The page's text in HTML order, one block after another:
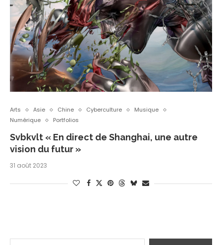
Arts Asie Chine Cyberculture
Musique
Numérique
Portfolios
Svbkvlt « En direct de Shanghai, une autre
vision du futur »
31 août 2023